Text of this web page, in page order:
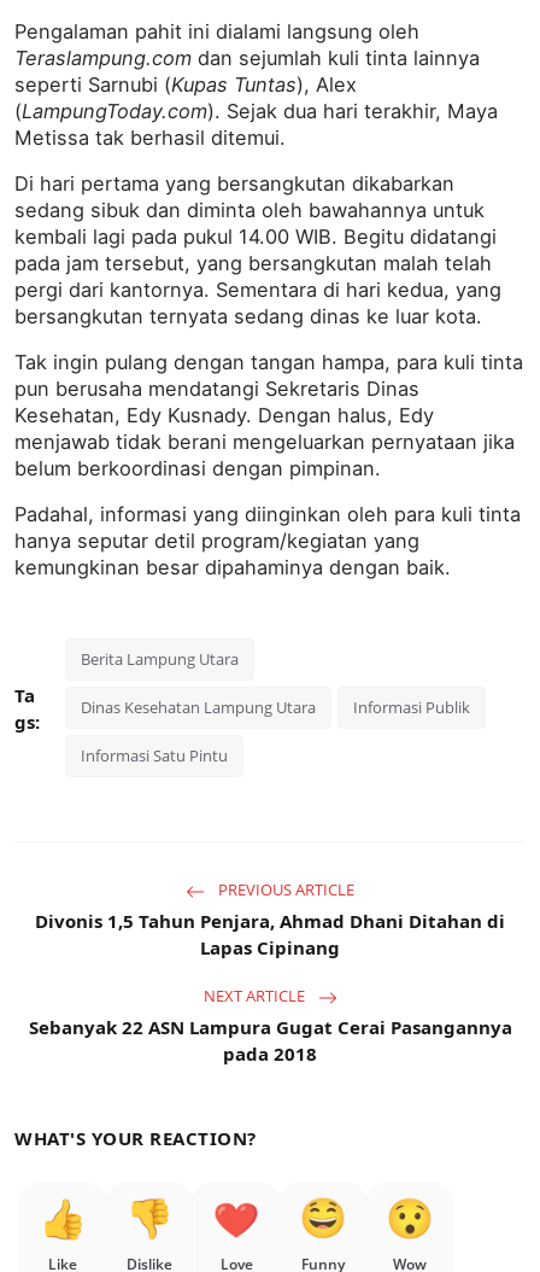
Pengalaman pahit ini dialami langsung oleh
Teraslampung.com dan sejumlah kuli tint‎a lainnya
seperti Sarnubi (Kupas Tuntas), Alex
(LampungToday.com). Sejak dua hari terakhir, Maya
Metissa tak berhasil ditemui.
Di hari pertama yang bersangkutan dikabarkan
sedang sibuk dan diminta oleh bawahannya untuk
kembali lagi pada pukul 14.00 WIB.‎ Begitu didatangi
pada jam tersebut, yang bersangkutan malah telah
pergi dari kantornya. Sementara di hari kedua, yang
bersangkutan ternyata sedang dinas ke luar kota.‎
Tak ingin pulang dengan tangan hampa, para kuli tinta
pun berusaha mendatangi Sekretaris Dinas
Kesehatan, Edy Kusnady. Dengan halus, Edy
menjawab tidak berani mengeluarkan pernyataan jika
belum berkoordinasi dengan pimpinan.
Padahal, informasi yang diinginkan oleh para kuli tinta
hanya seputar detil program/kegiatan yang
kemungkinan besar dipahaminya dengan baik.
Ta
gs:
Berita Lampung Utara
Dinas Kesehatan Lampung Utara Informasi Publik
Informasi Satu Pintu
PREVIOUS ARTICLE
Divonis 1,5 Tahun Penjara, Ahmad Dhani Ditahan di
Lapas Cipinang
NEXT ARTICLE
Sebanyak 22 ASN Lampura Gugat Cerai Pasangannya
pada 2018
WHAT'S YOUR REACTION?
Like Dislike Love Funny Wow